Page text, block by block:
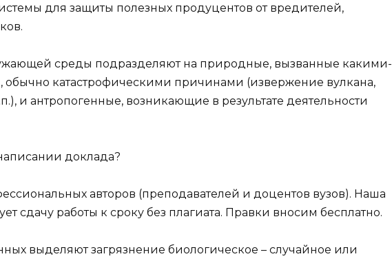
для защиты полезных продуцентов от вредителей,
среды подразделяют на природные, вызванные какими-
обычно катастрофическими причинами (извержение вулкана,
и антропогенные, возникающие в результате деятельности
доклада?
авторов (преподавателей и доцентов вузов). Наша
сдачу работы к сроку без плагиата. Правки вносим бесплатно.
выделяют загрязнение биологическое – случайное или